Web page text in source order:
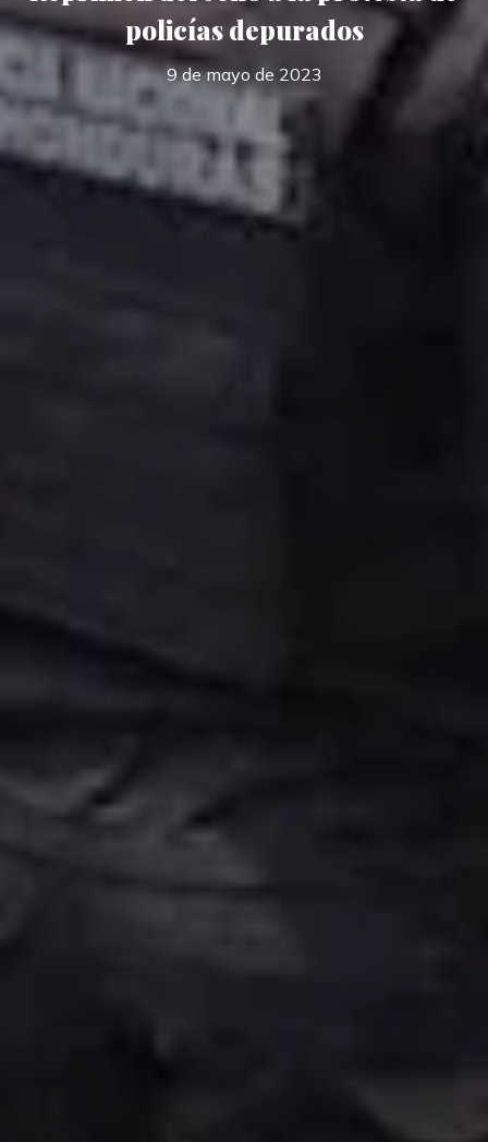
policías depurados
9 de mayo de 2023